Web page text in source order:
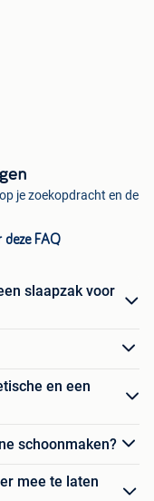
je zoekopdracht en de
deze FAQ
slaapzak voor
en een
schoonmaken?
mee te laten